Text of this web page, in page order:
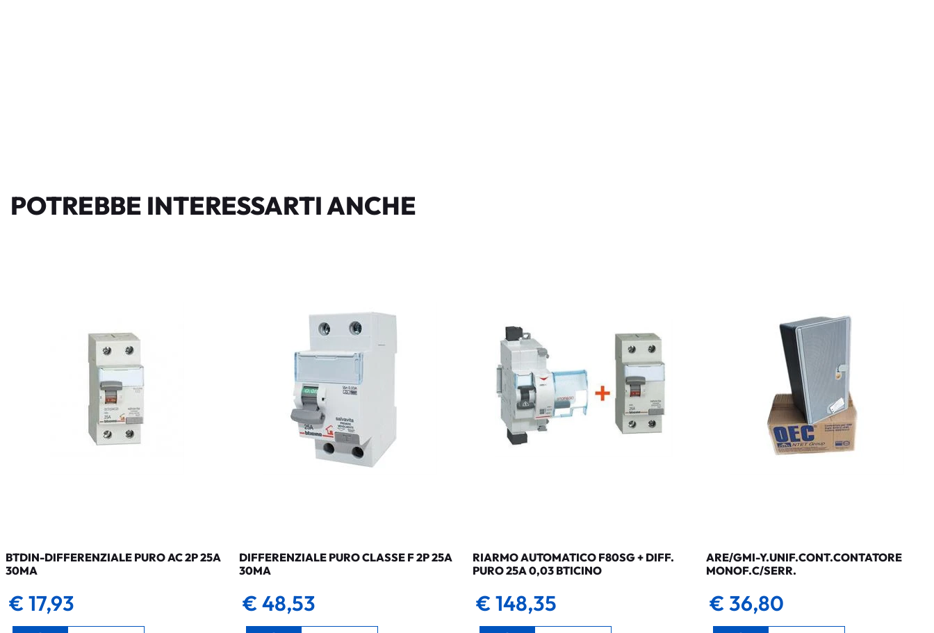
POTREBBE INTERESSARTI ANCHE
BTDIN-DIFFERENZIALE PURO AC 2P 25A
30MA
€ 17,93
DIFFERENZIALE PURO CLASSE F 2P 25A
30MA
€ 48,53
RIARMO AUTOMATICO F80SG + DIFF.
PURO 25A 0,03 BTICINO
€ 148,35
ARE/GMI-Y.UNIF.CONT.CONTATORE
MONOF.C/SERR.
€ 36,80